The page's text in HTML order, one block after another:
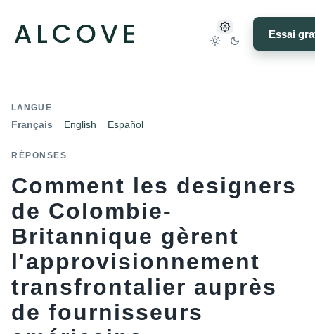
Essai
LANGUE
Français English Español
RÉPONSES
Comment les designers
de Colombie-
Britannique gèrent
l'approvisionnement
transfrontalier auprès
de fournisseurs